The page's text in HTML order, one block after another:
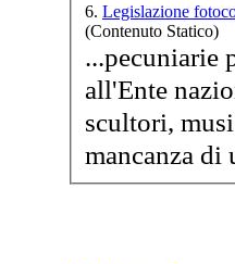
6. Legislazione
(Contenuto Statico)
...pecuniarie
all'Ente
scultori,
mancanza di